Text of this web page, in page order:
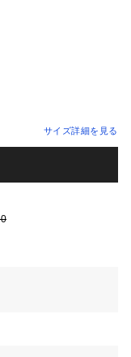
サイズ詳細を見る